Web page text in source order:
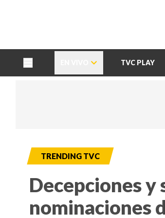
TVC PLAY
TRENDING TVC
Decepciones y
nominaciones